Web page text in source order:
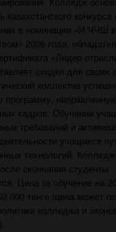
в номинации «И ЧЧШ
2006 года,
«Лидер
скидки для своих
коллектив
программу,
кадров. Обучение
требований и
учащихся
технологий.
окончания студенты
Цена за обучение на
000 тенге (цена может
колледжа и
).